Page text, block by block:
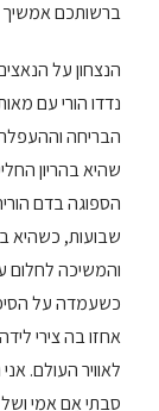
ברשותכם אמשיך
הנצחון על
נדדו הורי עם
הבריחה
שהיא בהריון
הספוגה בדם
שבועות, כשהיא
והמשיכה לחלום
כשעמדה על
אחזו בה צירי
לאוויר העולם.
סבתי אֵם אמי